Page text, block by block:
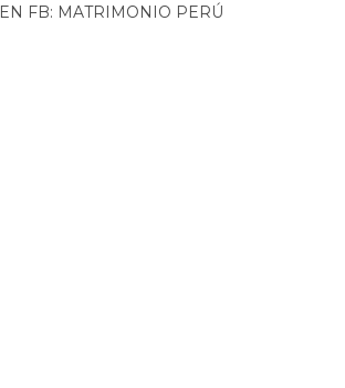
FB: MATRIMONIO PERÚ